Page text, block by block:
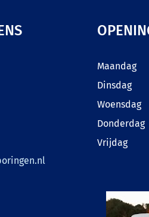
Maandag
Dinsdag
Woensdag
Donderdag
Vrijdag